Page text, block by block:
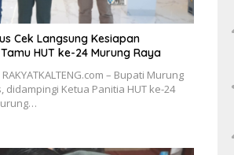
Cek Langsung Kesiapan
HUT ke-24 Murung Raya
RAKYATKALTENG.com – Bupati Murung
didampingi Ketua Panitia HUT ke-24